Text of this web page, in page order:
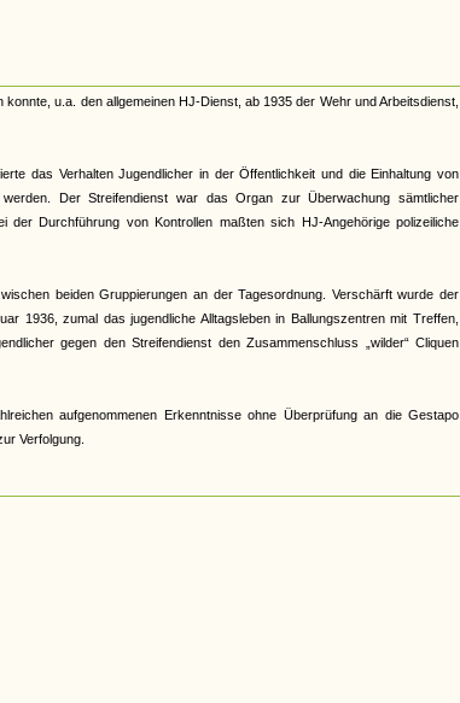
u.a. den allgemeinen HJ-Dienst, ab 1935 der Wehr und Arbeitsdienst,
das Verhalten Jugendlicher in der Öffentlichkeit und die Einhaltung von
Der Streifendienst war das Organ zur Überwachung sämtlicher
Durchführung von Kontrollen maßten sich HJ-Angehörige polizeiliche
beiden Gruppierungen an der Tagesordnung. Verschärft wurde der
1936, zumal das jugendliche Alltagsleben in Ballungszentren mit Treffen,
gegen den Streifendienst den Zusammenschluss „wilder“ Cliquen
aufgenommenen Erkenntnisse ohne Überprüfung an die Gestapo
Verfolgung.